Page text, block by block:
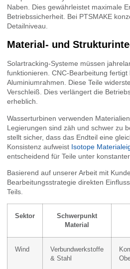
Naben. Dies gewährleistet maximale
Betriebssicherheit. Bei PTSMAKE
Detailniveau.
Material- und
Solartracking-Systeme müssen
funktionieren. CNC-Bearbeitung
Aluminiumrahmen. Diese Teile
Verschleiß. Dies verlängert die
erheblich.
Wasserturbinen verwenden
Legierungen sind zäh und schwer zu
stellt sicher, dass das Endteil eine
Konsistenz aufweist Isotope
entscheidend für Teile unter konstanter
Basierend auf unserer Arbeit mit
Bearbeitungsstrategie direkten
Teils.
Sektor
Schwerpunkt
Material
Wind
Verbundwerkstoffe
& Stahl